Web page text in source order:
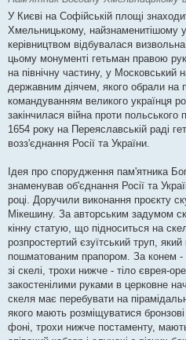
У Києві на Софійській площі
Хмельницькому, найзнаменитішому
керівництвом відбувалася
цьому монументі гетьман правою
на північну частину, у Московський
державним діячем, якого обрали на
командуванням великого українця
закінчилася війна проти польського
1654 року на Переяславській раді
возз'єднання Росії та України.
Ідея про спорудження пам'ятника
знаменував об'єднання Росії та
році. Доручили виконання проєкту
Мікешину. За авторським задумом
кінну статую, що підноситься на
розпростертий єзуїтський труп,
пошматованим прапором. За конем -
зі скелі, трохи нижче - тіло єврея-
закостенілими руками в церковне
скеля має перебувати на
якого мають розміщуватися
фоні, трохи нижче постаменту,